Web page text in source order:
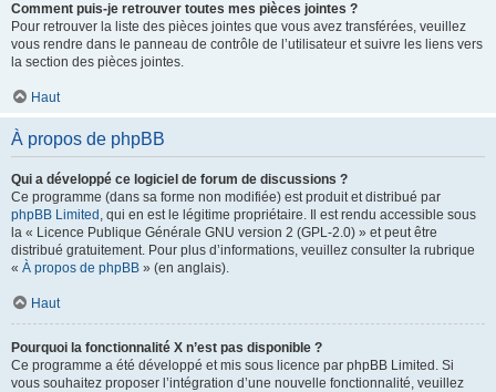
Comment puis-je retrouver toutes mes pièces jointes ?
Pour retrouver la liste des pièces jointes que vous avez transférées, veuillez
vous rendre dans le panneau de contrôle de l’utilisateur et suivre les liens vers
la section des pièces jointes.
Haut
À propos de phpBB
Qui a développé ce logiciel de forum de discussions ?
Ce programme (dans sa forme non modifiée) est produit et distribué par
phpBB Limited , qui en est le légitime propriétaire. Il est rendu accessible sous
la « Licence Publique Générale GNU version 2 (GPL-2.0) » et peut être
distribué gratuitement. Pour plus d’informations, veuillez consulter la rubrique
« À propos de phpBB » (en anglais).
Haut
Pourquoi la fonctionnalité X n’est pas disponible ?
Ce programme a été développé et mis sous licence par phpBB Limited. Si
vous souhaitez proposer l’intégration d’une nouvelle fonctionnalité, veuillez